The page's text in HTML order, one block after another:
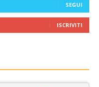
SEGUI
ISCRIVITI